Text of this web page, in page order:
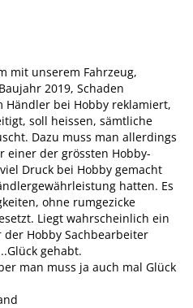
mit unserem Fahrzeug,
2019, Schaden
Händler bei Hobby reklamiert,
soll heissen, sämtliche
Dazu muss man allerdings
einer der grössten Hobby-
Druck bei Hobby gemacht
hatten. Es
ohne rumgezicke
Liegt wahrscheinlich ein
Hobby Sachbearbeiter
gehabt.
man muss ja auch mal Glück